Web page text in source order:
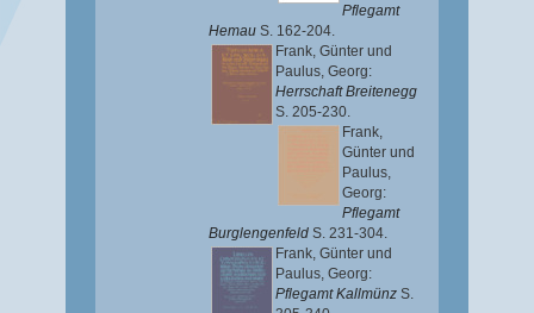
Pflegamt
Hemau S. 162-204.
Frank, Günter und
Paulus, Georg:
Herrschaft Breitenegg
S. 205-230.
Frank,
Günter und
Paulus,
Georg:
Pflegamt
Burglengenfeld S. 231-304.
Frank, Günter und
Paulus, Georg:
Pflegamt Kallmünz S.